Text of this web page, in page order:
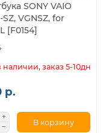
SONY VAIO
SZ, VGNSZ, for
[F0154]
наличии, заказ 5-10дн.
р.
В корзину